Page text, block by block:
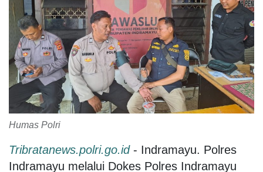
Humas Polri
Tribratanews.polri.go.id- Indramayu. Polres
Indramayu melalui Dokes Polres Indramayu